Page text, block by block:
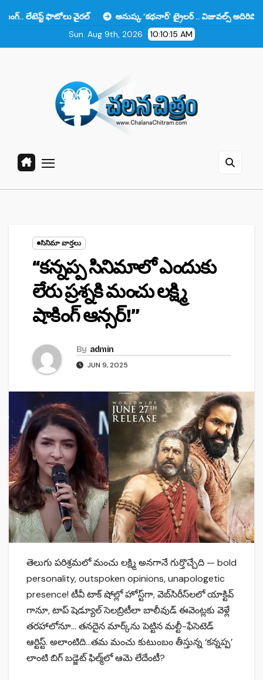
వైరల్
అనుష్క ‘కథనార్’ ట్రైలర్ .. విజువల్స్ అదిరిపోయాయి కానీ ఆ
Sun. Aug 9th, 2026
10:10:16 AM
సినిమా వార్తలు
“కన్నప్ప సినిమాలో ఎందుకు
లేరు ప్రశ్నకి మంచు లక్ష్మి
షాకింగ్ ఆన్సర్!”
By admin
JUN 9, 2025
తెలుగు పరిశ్రమలో మంచు లక్ష్మి అనగానే గుర్తొచ్చేది — bold
personality, outspoken opinions, unapologetic
presence! టీవీ టాక్ షోల్లో హోస్ట్‌గా, వెబ్‌సిరీస్‌లలో యాక్టివ్
గానూ, టాప్ షెడ్యూల్ సెలబ్రిటీలా బాలీవుడ్ ఈవెంట్లకు వెళ్లే
తరహాలోనూ… తనదైన మార్క్‌ను పెట్టిన మల్టీ-ఫేసెటెడ్
ఆర్టిస్ట్. అలాంటిది…తమ మంచు కుటుంబం తీస్తున్న ‘కన్నప్ప’
లాంటి బిగ్ బడ్జెట్ ఫిల్మ్‌లో ఆమె లేదేంటీ?